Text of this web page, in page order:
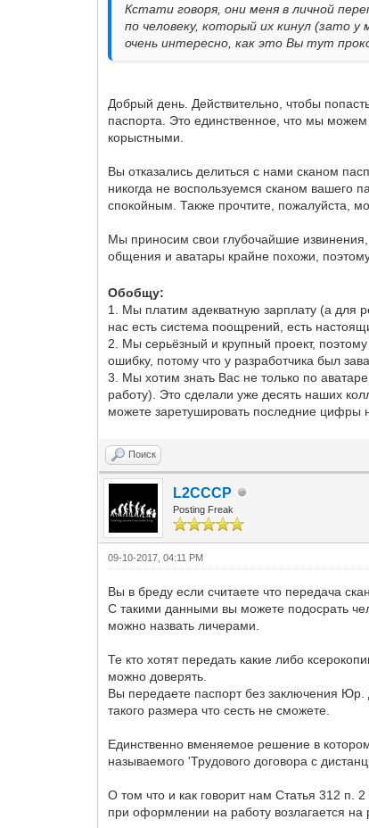
Кстати говоря, они меня в личной
по человеку, который их кинул (зато
очень интересно, как это Вы тут
Добрый день. Действительно, чтобы
паспорта. Это единственное, что мы можем
корыстными.
Вы отказались делиться с нами сканом
никогда не воспользуемся сканом
спокойным. Также прочтите, пожалуйста,
Мы приносим свои глубочайшие
общения и аватары крайне похожи,
Обобщу:
1. Мы платим адекватную зарплату (а для
нас есть система поощрений, есть
2. Мы серьёзный и крупный проект,
ошибку, потому что у разработчика был
3. Мы хотим знать Вас не только по
работу). Это сделали уже десять наших
можете заретушировать последние цифры
Поиск
L2CCCP
Posting Freak
09-10-2017, 04:11 PM
Вы в бреду если считаете что передача
С такими данными вы можете подосрать
можно назвать личерами.
Те кто хотят передать какие либо
можно доверять.
Вы передаете паспорт без заключения Юр.
такого размера что сесть не сможете.
Единственно вменяемое решение в
называемого 'Трудового договора с
О том что и как говорит нам Статья 312 п.
при оформлении на работу возлагается